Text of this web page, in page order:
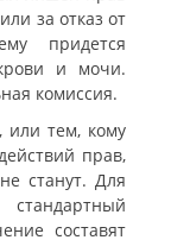
за отказ от
придется
и мочи.
комиссия.
или тем, кому
прав,
станут. Для
составят